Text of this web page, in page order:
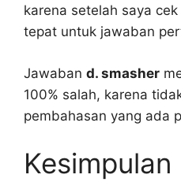
karena setelah saya
tepat untuk jawaban
Jawaban d. smasher
100% salah, karena
pembahasan yang ada
Kesimpulan